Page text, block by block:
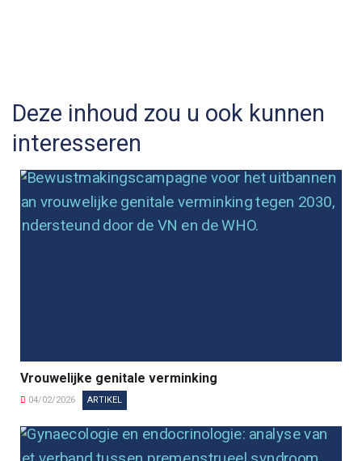
Deze inhoud zou u ook kunnen
interesseren
Vrouwelijke genitale verminking
04/02/2026 ARTIKEL